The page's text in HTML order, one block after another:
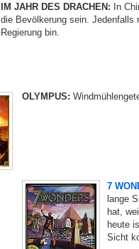
IM JAHR DES DRACHEN: In
die Bevölkerung sein. Jedenfalls
Regierung bin.
OLYMPUS:
7
lange
hat,
heute
Sicht